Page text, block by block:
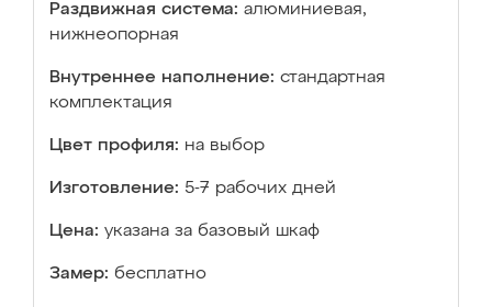
Раздвижная система: алюминиевая,
нижнеопорная
Внутреннее наполнение: стандартная
комплектация
Цвет профиля: на выбор
Изготовление: 5-7 рабочих дней
Цена: указана за базовый шкаф
Замер: бесплатно